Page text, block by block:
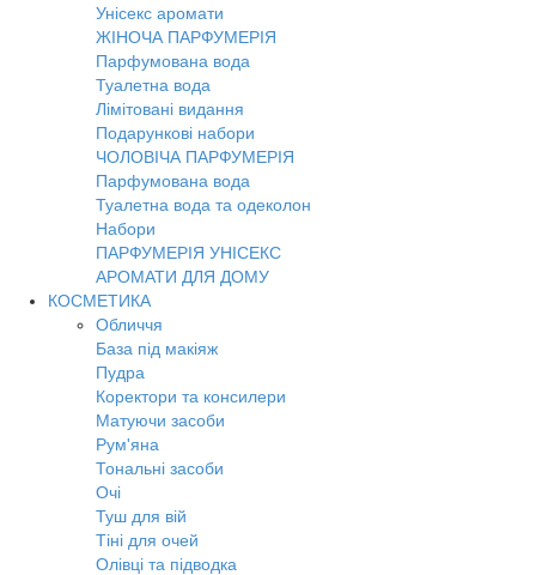
Унісекс аромати
ЖІНОЧА ПАРФУМЕРІЯ
Парфумована вода
Туалетна вода
Лімітовані видання
Подарункові набори
ЧОЛОВІЧА ПАРФУМЕРІЯ
Парфумована вода
Туалетна вода та одеколон
Набори
ПАРФУМЕРІЯ УНІСЕКС
АРОМАТИ ДЛЯ ДОМУ
КОСМЕТИКА
Обличчя
База під макіяж
Пудра
Коректори та консилери
Матуючи засоби
Рум'яна
Тональні засоби
Очі
Туш для вій
Тіні для очей
Олівці та підводка